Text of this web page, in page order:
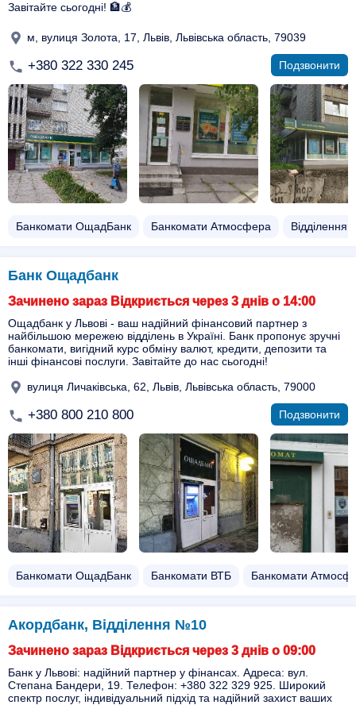
Завітайте сьогодні! 🏦💰
м, вулиця Золота, 17, Львів, Львівська область, 79039
+380 322 330 245 Подзвонити
Банкомати ОщадБанк Банкомати Атмосфера
Банк Ощадбанк
Зачинено зараз Відкриється через 3 днів о 14:00
Ощадбанк у Львові - ваш надійний фінансовий партнер з
найбільшою мережею відділень в Україні. Банк пропонує зручні
банкомати, вигідний курс обміну валют, кредити, депозити та
інші фінансові послуги. Завітайте до нас сьогодні!
вулиця Личаківська, 62, Львів, Львівська область, 79000
+380 800 210 800 Подзвонити
Банкомати ОщадБанк Банкомати ВТБ Банкомати
Акордбанк, Відділення №10
Зачинено зараз Відкриється через 3 днів о 09:00
Банк у Львові: надійний партнер у фінансах. Адреса: вул.
Степана Бандери, 19. Телефон: +380 322 329 925. Широкий
спектр послуг, індивідуальний підхід та надійний захист ваших